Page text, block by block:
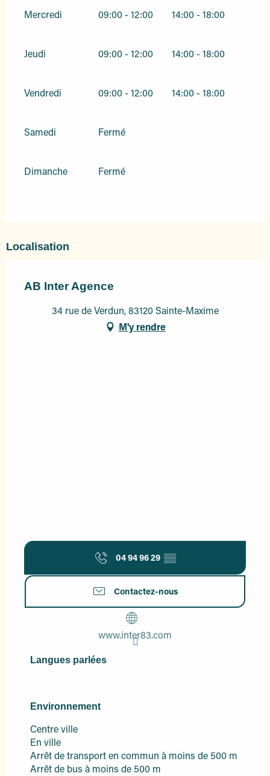
Mercredi 09:00 - 12:00 14:00 - 18:00
Jeudi 09:00 - 12:00 14:00 - 18:00
Vendredi 09:00 - 12:00 14:00 - 18:00
Samedi Fermé
Dimanche Fermé
Localisation
AB Inter Agence
34 rue de Verdun, 83120 Sainte-Maxime
M'y rendre
04 94 96 29 ▒▒
Contactez-nous
www.inter83.com
Langues parlées
Langues parlées
Environnement
Environnement
Centre ville
En ville
Arrêt de transport en commun à moins de 500 m
Arrêt de bus à moins de 500 m